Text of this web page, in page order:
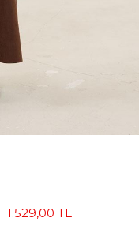
1.529,00 TL